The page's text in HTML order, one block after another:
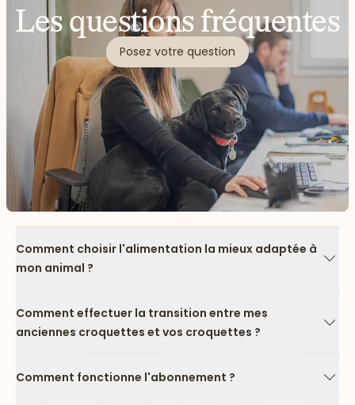
Les questions fréquentes
Posez votre question
Comment choisir l'alimentation la mieux adaptée à
mon animal ?
Comment effectuer la transition entre mes
anciennes croquettes et vos croquettes ?
Comment fonctionne l'abonnement ?